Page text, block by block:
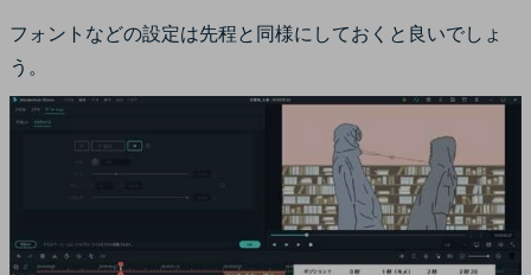
フォントなどの設定は先程と同様にしておくと良いでしょ
う。